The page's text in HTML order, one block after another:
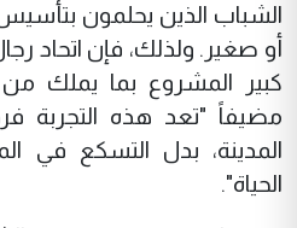
الشباب الذين يحلمون
أو صغير. ولذلك، فإن اتحاد
كبير المشروع بما يملك من
مضيفاً "تعد هذه التجربة
المدينة، بدل التسكع في
الحياة".